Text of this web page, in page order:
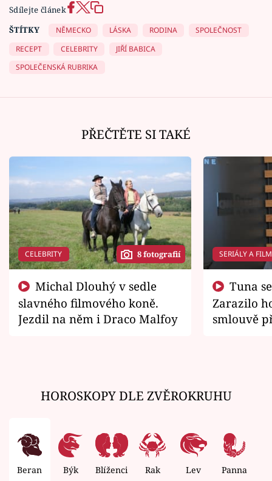
Sdílejte článek
ŠTÍTKY
NĚMECKO LÁSKA RODINA
SPOLEČNOST
RECEPT
CELEBRITY
JIŘÍ BABICA
SPOLEČENSKÁ RUBRIKA
PŘEČTĚTE SI TAKÉ
CELEBRITY 8 fotografií
slavného filmového koně.
Jezdil na něm i Draco Malfoy
SERIÁLY A
Zarazilo
smlouvě
HOROSKOPY DLE ZVĚROKRUHU
Beran Býk Blíženci Rak Lev Panna